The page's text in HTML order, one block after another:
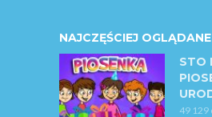
NAJCZĘŚCIEJ OGLĄDANE
STO
49 129